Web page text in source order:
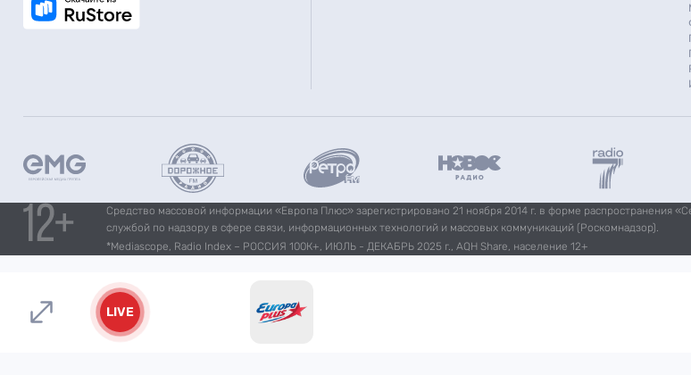
Средство массовой информации «Европа Плюс» зарегистрировано 21 ноября 2014 г. в форме
службой по надзору в сфере связи, информационных технологий и массовых коммуникаций (Роскомнадзор).
*Mediascope, Radio Index – РОССИЯ 100К+, ИЮЛЬ - ДЕКАБРЬ 2025 г., AQH Share, население 12+
LIVE